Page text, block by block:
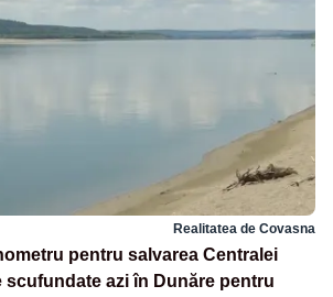
Realitatea de Covasna
pentru salvarea Centralei
scufundate azi în Dunăre pentru